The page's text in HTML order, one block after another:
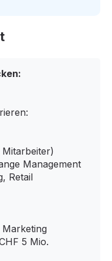
Management
Retail
Marketing
5 Mio.